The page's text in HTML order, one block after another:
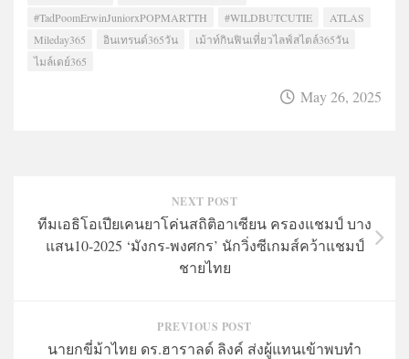
#TadPoomErwinJuniorxPOPMARTTH
#WILDBUTCUTIE
ATLAS
Mileday365
อินเทรนด์365วัน
เม้าท์กินฟินเที่ยวไลฟ์สไตล์365วัน
ไมล์เดย์365
May 26, 2025
NEXT POST
ทีมเอธิโอเปียเคนยาโค่นสถิติอาเซียน ครองแชมป์ บาง
แสน10-2025 ‘มังกร-พงศกร’ นักวิ่งซีเกมส์คว้าแชมป์
ชายไทย
PREVIOUS POST
นายกขี่ม้าไทย ดร.ฮาราลด์ ลิงค์ ส่งผู้แทนเข้าพบทำ